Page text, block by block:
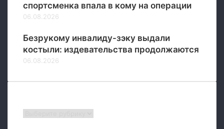
спортсменка впала в кому на операции
06.08.2026
Безрукому инвалиду-зэку выдали
костыли: издевательства продолжаются
06.08.2026